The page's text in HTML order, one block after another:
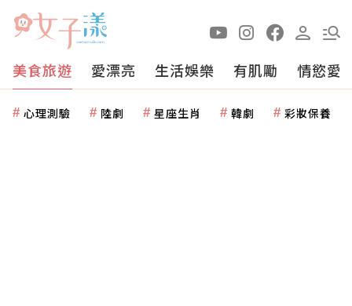
美食旅遊 愛漂亮 生活娛樂 有肌勵 情慾愛
心理測驗 陸劇 星座生肖 韓劇 彩妝保養